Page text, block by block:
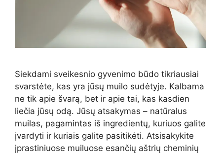
Siekdami sveikesnio gyvenimo būdo tikriausiai
svarstėte, kas yra jūsų muilo sudėtyje. Kalbama
ne tik apie švarą, bet ir apie tai, kas kasdien
liečia jūsų odą. Jūsų atsakymas – natūralus
muilas, pagamintas iš ingredientų, kuriuos galite
įvardyti ir kuriais galite pasitikėti. Atsisakykite
įprastiniuose muiluose esančių aštrių cheminių